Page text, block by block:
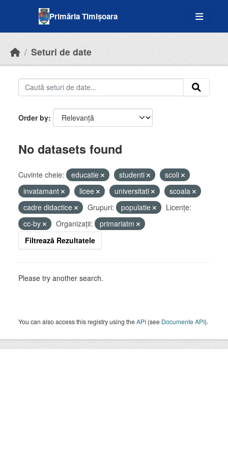
Primăria Timișoara
Seturi de date
Order by
No datasets found
Cuvinte cheie: educatie studenti
scoli
invatamant
licee universitati
scoala
cadre didactice
Grupuri: populatie
Licenţe:
cc-by
Organizații:
primariatm
Filtrează Rezultatele
Please try another search.
You can also access this registry using theAPI (see Documente API).